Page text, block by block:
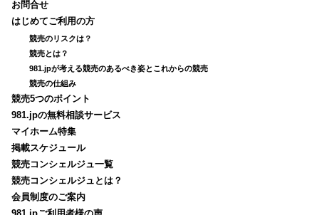
お問合せ
はじめてご利用の方
競売のリスクは？
競売とは？
981.jpが考える競売のあるべき姿とこれからの競売
競売の仕組み
競売5つのポイント
981.jpの無料相談サービス
マイホーム特集
掲載スケジュール
競売コンシェルジュ一覧
競売コンシェルジュとは？
会員制度のご案内